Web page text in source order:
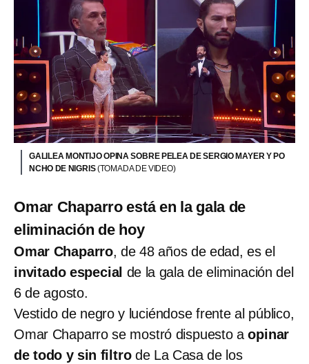
GALILEA MONTIJO OPINA SOBRE PELEA DE SERGIO MAYER Y PO
NCHO DE NIGRIS(TOMADA DE VIDEO)
Omar Chaparro está en la gala de
eliminación de hoy
Omar Chaparro, de 48 años de edad, es el
invitado especial de la gala de eliminación del
6 de agosto.
Vestido de negro y luciéndose frente al público,
Omar Chaparro se mostró dispuesto aopinar
de todo y sin filtrode La Casa de los